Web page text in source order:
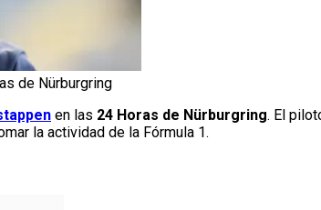
de Nürburgring
en las 24 Horas de Nürburgring. El
la actividad de la Fórmula 1.